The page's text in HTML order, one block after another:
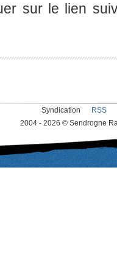
sur le lien
Syndication RSS
2004 - 2026 © Sendrogne